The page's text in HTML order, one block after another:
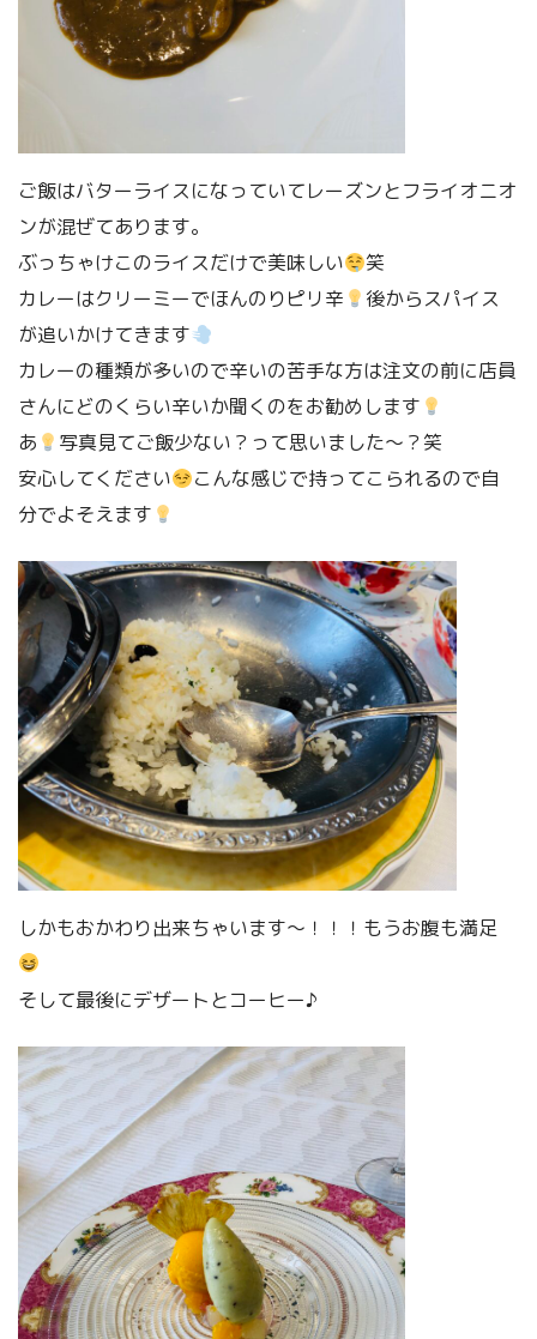
ご飯はバターライスになっていてレーズンとフライオニオ
ンが混ぜてあります。
ぶっちゃけこのライスだけで美味しい
笑
カレーはクリーミーでほんのりピリ辛
後からスパイス
が追いかけてきます
カレーの種類が多いので辛いの苦手な方は注文の前に店員
さんにどのくらい辛いか聞くのをお勧めします
あ
写真見てご飯少ない？って思いました〜？笑
安心してください
こんな感じで持ってこられるので自
分でよそえます
しかもおかわり出来ちゃいます〜！！！もうお腹も満足
そして最後にデザートとコーヒー♪